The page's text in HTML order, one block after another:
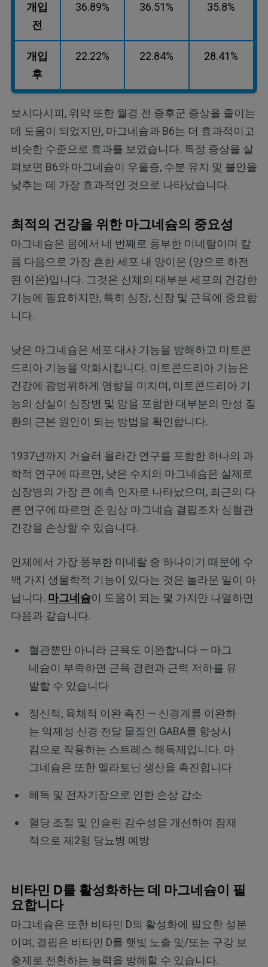
개입
전
36.89% 36.51% 35.8%
개입
후
22.22% 22.84% 28.41%
보시다시피, 위약 또한 월경 전 증후군 증상을 줄이는
데 도움이 되었지만, 마그네슘과 B6는 더 효과적이고
비슷한 수준으로 효과를 보였습니다. 특정 증상을 살
펴보면 B6와 마그네슘이 우울증, 수분 유지 및 불안을
낮추는 데 가장 효과적인 것으로 나타났습니다.
최적의 건강을 위한 마그네슘의 중요성
마그네슘은 몸에서 네 번째로 풍부한 미네랄이며 칼
륨 다음으로 가장 흔한 세포 내 양이온 (양으로 하전
된 이온)입니다. 그것은 신체의 대부분 세포의 건강한
기능에 필요하지만, 특히 심장, 신장 및 근육에 중요합
니다.
낮은 마그네슘은 세포 대사 기능을 방해하고 미토콘
드리아 기능을 악화시킵니다. 미토콘드리아 기능은
건강에 광범위하게 영향을 미치며, 미토콘드리아 기
능의 상실이 심장병 및 암을 포함한 대부분의 만성 질
환의 근본 원인이 되는 방법을 확인합니다.
1937년까지 거슬러 올라간 연구를 포함한 하나의 과
학적 연구에 따르면, 낮은 수치의 마그네슘은 실제로
심장병의 가장 큰 예측 인자로 나타났으며, 최근의 다
른 연구에 따르면 준 임상 마그네슘 결핍조차 심혈관
건강을 손상할 수 있습니다.
인체에서 가장 풍부한 미네랄 중 하나이기 때문에 수
백 가지 생물학적 기능이 있다는 것은 놀라운 일이 아
닙니다. 마그네슘이 도움이 되는 몇 가지만 나열하면
다음과 같습니다.
혈관뿐만 아니라 근육도 이완합니다 — 마그
네슘이 부족하면 근육 경련과 근력 저하를 유
발할 수 있습니다
정신적, 육체적 이완 촉진 — 신경계를 이완하
는 억제성 신경 전달 물질인 GABA를 향상시
킴으로 작용하는 스트레스 해독제입니다. 마
그네슘은 또한 멜라토닌 생산을 촉진합니다
해독 및 전자기장으로 인한 손상 감소
혈당 조절 및 인슐린 감수성을 개선하여 잠재
적으로 제2형 당뇨병 예방
비타민 D를 활성화하는 데 마그네슘이 필
요합니다
마그네슘은 또한 비타민 D의 활성화에 필요한 성분
이며, 결핍은 비타민 D를 햇빛 노출 및/또는 구강 보
충제로 전환하는 능력을 방해할 수 있습니다.